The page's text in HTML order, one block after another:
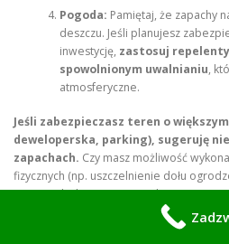
Pogoda: Pamiętaj, że zapachy
deszczu. Jeśli planujesz
inwestycję, zastosuj repelenty
spowolnionym uwalnianiu,
atmosferyczne.
Jeśli zabezpieczasz teren o
deweloperska, parking), sugeruję
zapachach. Czy masz możliwość
fizycznych (np. uszczelnienie dołu
na metodach nieinwazyjnych?